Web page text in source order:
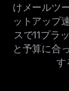
けメールツ
ットアップ
スで11プラ
と予算に合
す